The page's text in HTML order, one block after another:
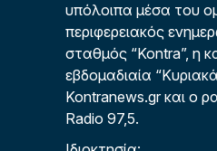
υπόλοιπα μέσα του
περιφερειακός
σταθμός “Kontra”, η
εβδομαδιαία
Kontranews.gr και ο
Radio 97,5.